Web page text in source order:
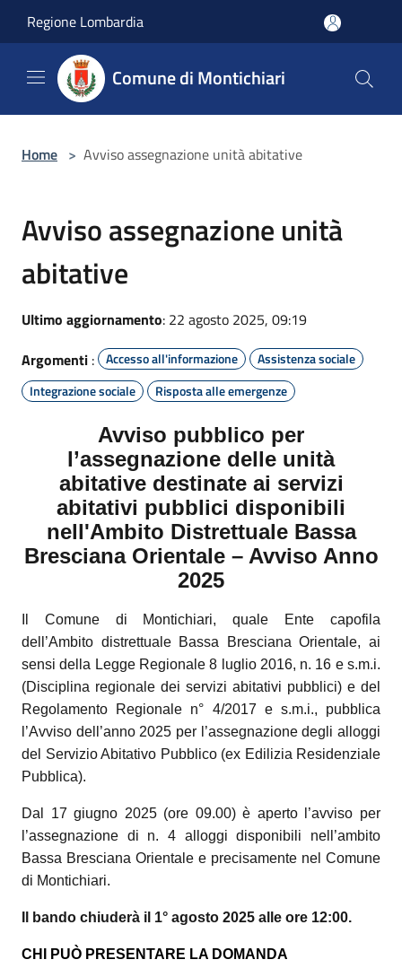
Regione Lombardia
Comune di Montichiari
Home > Avviso assegnazione unità abitative
Avviso assegnazione unità
abitative
Ultimo aggiornamento: 22 agosto 2025, 09:19
Argomenti : Accesso all'informazione
Assistenza sociale
Integrazione sociale
Risposta alle emergenze
Avviso pubblico per
l’assegnazione delle unità
abitative destinate ai servizi
abitativi pubblici disponibili
nell'Ambito Distrettuale Bassa
Bresciana Orientale – Avviso Anno
2025
Il Comune di Montichiari, quale Ente capofila
dell’Ambito distrettuale Bassa Bresciana Orientale, ai
sensi della Legge Regionale 8 luglio 2016, n. 16 e s.m.i.
(Disciplina regionale dei servizi abitativi pubblici) e del
Regolamento Regionale n° 4/2017 e s.m.i., pubblica
l’Avviso dell’anno 2025 per l’assegnazione degli alloggi
del Servizio Abitativo Pubblico (ex Edilizia Residenziale
Pubblica).
Dal 17 giugno 2025 (ore 09.00) è aperto l’avviso per
l’assegnazione di n. 4 alloggi disponibili nell’ambito
Bassa Bresciana Orientale e precisamente nel Comune
di Montichiari.
Il bando chiuderà il 1° agosto 2025 alle ore 12:00.
CHI PUÒ PRESENTARE LA DOMANDA